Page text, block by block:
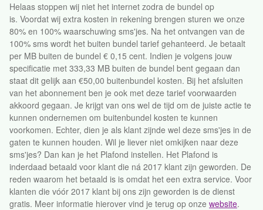
Helaas stoppen wij niet het internet zodra de bundel op
is. Voordat wij extra kosten in rekening brengen sturen we onze
80% en 100% waarschuwing sms'jes. Na het ontvangen van de
100% sms wordt het buiten bundel tarief gehanteerd. Je betaalt
per MB buiten de bundel € 0,15 cent. Indien je volgens jouw
specificatie met 333,33 MB buiten de bundel bent gegaan dan
staat dit gelijk aan €50,00 buitenbundel kosten. Bij het afsluiten
van het abonnement ben je ook met deze tarief voorwaarden
akkoord gegaan. Je krijgt van ons wel de tijd om de juiste actie te
kunnen ondernemen om buitenbundel kosten te kunnen
voorkomen. Echter, dien je als klant zijnde wel deze sms'jes in de
gaten te kunnen houden. Wil je liever niet omkijken naar deze
sms'jes? Dan kan je het Plafond instellen. Het Plafond is
inderdaad betaald voor klant die ná 2017 klant zijn geworden. De
reden waarom het betaald is is omdat het een extra service. Voor
klanten die vóór 2017 klant bij ons zijn geworden is de dienst
gratis. Meer informatie hierover vind je terug op onze website.